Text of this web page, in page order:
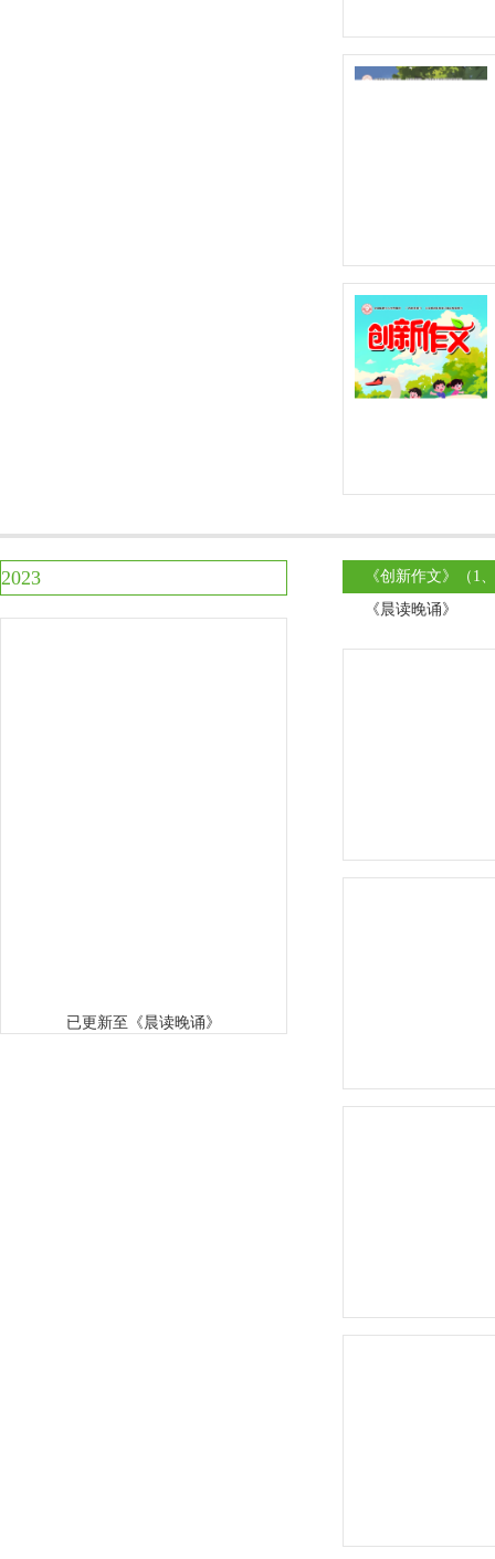
2023
已更新至《晨读晚诵》
《创新作文》（1
《晨读晚诵》